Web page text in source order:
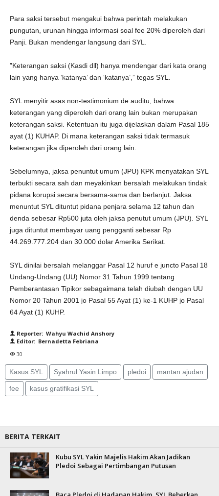
Para saksi tersebut mengakui bahwa perintah melakukan
pungutan, urunan hingga informasi soal fee 20% diperoleh dari
Panji. Bukan mendengar langsung dari SYL.
”Keterangan saksi (Kasdi dll) hanya mendengar dari kata orang
lain yang hanya ‘katanya’ dan ‘katanya’,” tegas SYL.
SYL menyitir asas non-testimonium de auditu, bahwa
keterangan yang diperoleh dari orang lain bukan merupakan
keterangan saksi. Ketentuan itu juga dijelaskan dalam Pasal 185
ayat (1) KUHAP. Di mana keterangan saksi tidak termasuk
keterangan jika diperoleh dari orang lain.
Sebelumnya, jaksa penuntut umum (JPU) KPK menyatakan SYL
terbukti secara sah dan meyakinkan bersalah melakukan tindak
pidana korupsi secara bersama-sama dan berlanjut. Jaksa
menuntut SYL dituntut pidana penjara selama 12 tahun dan
denda sebesar Rp500 juta oleh jaksa penutut umum (JPU). SYL
juga dituntut membayar uang pengganti sebesar Rp
44.269.777.204 dan 30.000 dolar Amerika Serikat.
SYL dinilai bersalah melanggar Pasal 12 huruf e juncto Pasal 18
Undang-Undang (UU) Nomor 31 Tahun 1999 tentang
Pemberantasan Tipikor sebagaimana telah diubah dengan UU
Nomor 20 Tahun 2001 jo Pasal 55 Ayat (1) ke-1 KUHP jo Pasal
64 Ayat (1) KUHP.
Reporter: Wahyu Wachid Anshory
Editor: Bernadetta Febriana
30
Kasus SYL Syahrul Yasin Limpo pledoi mantan ajudan
fee kasus gratifikasi SYL
BERITA TERKAIT
Kubu SYL Yakin Majelis Hakim Akan Jadikan
Pledoi Sebagai Pertimbangan Putusan